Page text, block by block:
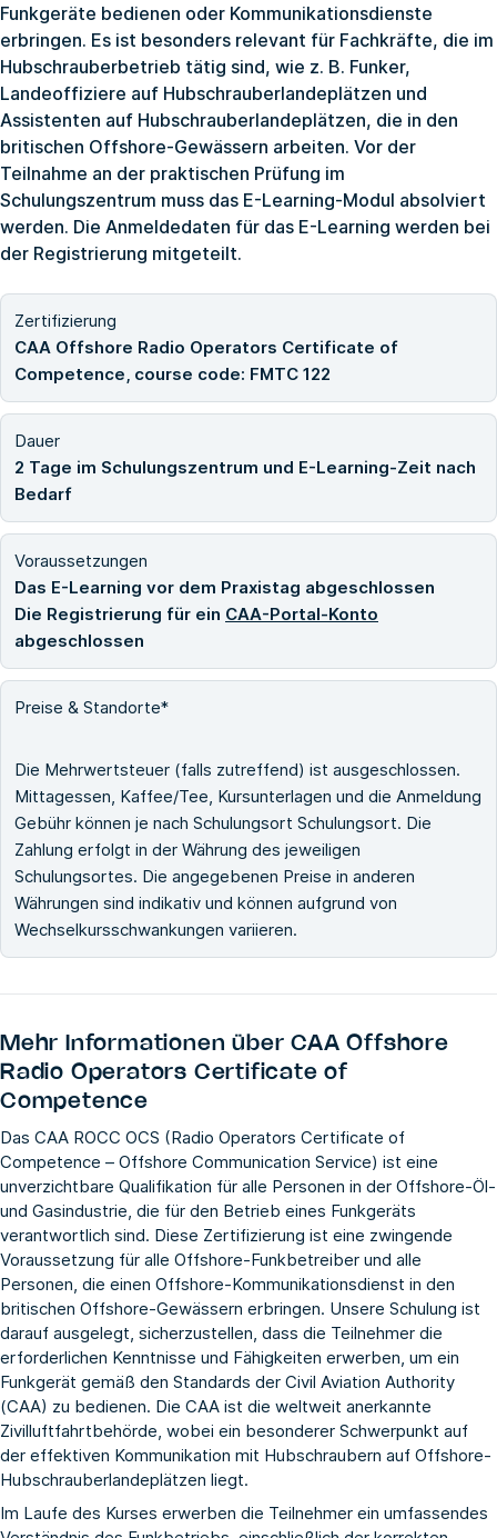
Funkgeräte bedienen oder Kommunikationsdienste
erbringen. Es ist besonders relevant für Fachkräfte, die im
Hubschrauberbetrieb tätig sind, wie z. B. Funker,
Landeoffiziere auf Hubschrauberlandeplätzen und
Assistenten auf Hubschrauberlandeplätzen, die in den
britischen Offshore-Gewässern arbeiten. Vor der
Teilnahme an der praktischen Prüfung im
Schulungszentrum muss das E-Learning-Modul absolviert
werden. Die Anmeldedaten für das E-Learning werden bei
der Registrierung mitgeteilt.
Zertifizierung
CAA Offshore Radio Operators Certificate of
Competence, course code: FMTC 122
Dauer
2 Tage im Schulungszentrum und E-Learning-Zeit nach
Bedarf
Voraussetzungen
Das E-Learning vor dem Praxistag abgeschlossen
Die Registrierung für ein CAA-Portal-Konto
abgeschlossen
Preise & Standorte*
Die Mehrwertsteuer (falls zutreffend) ist ausgeschlossen.
Mittagessen, Kaffee/Tee, Kursunterlagen und die Anmeldung
Gebühr können je nach Schulungsort Schulungsort. Die
Zahlung erfolgt in der Währung des jeweiligen
Schulungsortes. Die angegebenen Preise in anderen
Währungen sind indikativ und können aufgrund von
Wechselkursschwankungen variieren.
Mehr Informationen überCAA Offshore
Radio Operators Certificate of
Competence
Das CAA ROCC OCS (Radio Operators Certificate of
Competence – Offshore Communication Service) ist eine
unverzichtbare Qualifikation für alle Personen in der Offshore-Öl-
und Gasindustrie, die für den Betrieb eines Funkgeräts
verantwortlich sind. Diese Zertifizierung ist eine zwingende
Voraussetzung für alle Offshore-Funkbetreiber und alle
Personen, die einen Offshore-Kommunikationsdienst in den
britischen Offshore-Gewässern erbringen. Unsere Schulung ist
darauf ausgelegt, sicherzustellen, dass die Teilnehmer die
erforderlichen Kenntnisse und Fähigkeiten erwerben, um ein
Funkgerät gemäß den Standards der Civil Aviation Authority
(CAA) zu bedienen. Die CAA ist die weltweit anerkannte
Zivilluftfahrtbehörde, wobei ein besonderer Schwerpunkt auf
der effektiven Kommunikation mit Hubschraubern auf Offshore-
Hubschrauberlandeplätzen liegt.
Im Laufe des Kurses erwerben die Teilnehmer ein umfassendes